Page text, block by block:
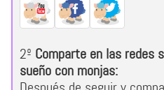
2º Comparte en las redes
sueño con monjas: